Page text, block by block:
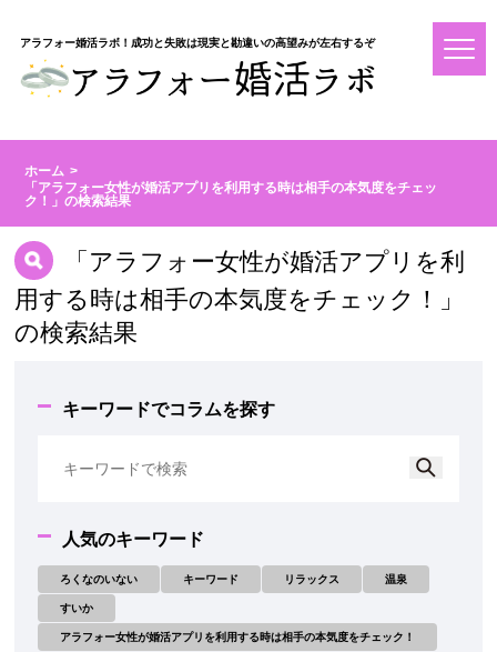
アラフォー婚活ラボ！成功と失敗は現実と勘違いの高望みが左右するぞ
ホーム
「アラフォー女性が婚活アプリを利用する時は相手の本気度をチェッ
ク！」の検索結果
「アラフォー女性が婚活アプリを利
用する時は相手の本気度をチェック！」
の検索結果
キーワードでコラムを探す
人気のキーワード
ろくなのいない キーワード リラックス 温泉
すいか
アラフォー女性が婚活アプリを利用する時は相手の本気度をチェック！